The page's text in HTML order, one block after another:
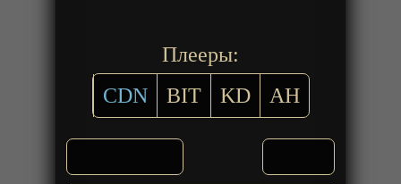
Плееры:
CDN
BIT KD AH